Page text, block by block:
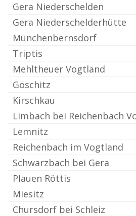
Gera Niederschelden
Gera Niederschelderhütte
Münchenbernsdorf
Triptis
Mehltheuer Vogtland
Göschitz
Kirschkau
Limbach bei Reichenbach
Lemnitz
Reichenbach im Vogtland
Schwarzbach bei Gera
Plauen Röttis
Miesitz
Chursdorf bei Schleiz